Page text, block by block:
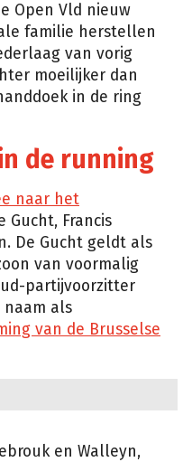
Open Vld nieuw
familie herstellen
van vorig
moeilijker dan
in de ring
de running
naar het
Gucht, Francis
De Gucht geldt als
van voormalig
partijvoorzitter
naam als
van de Brusselse
en Walleyn,